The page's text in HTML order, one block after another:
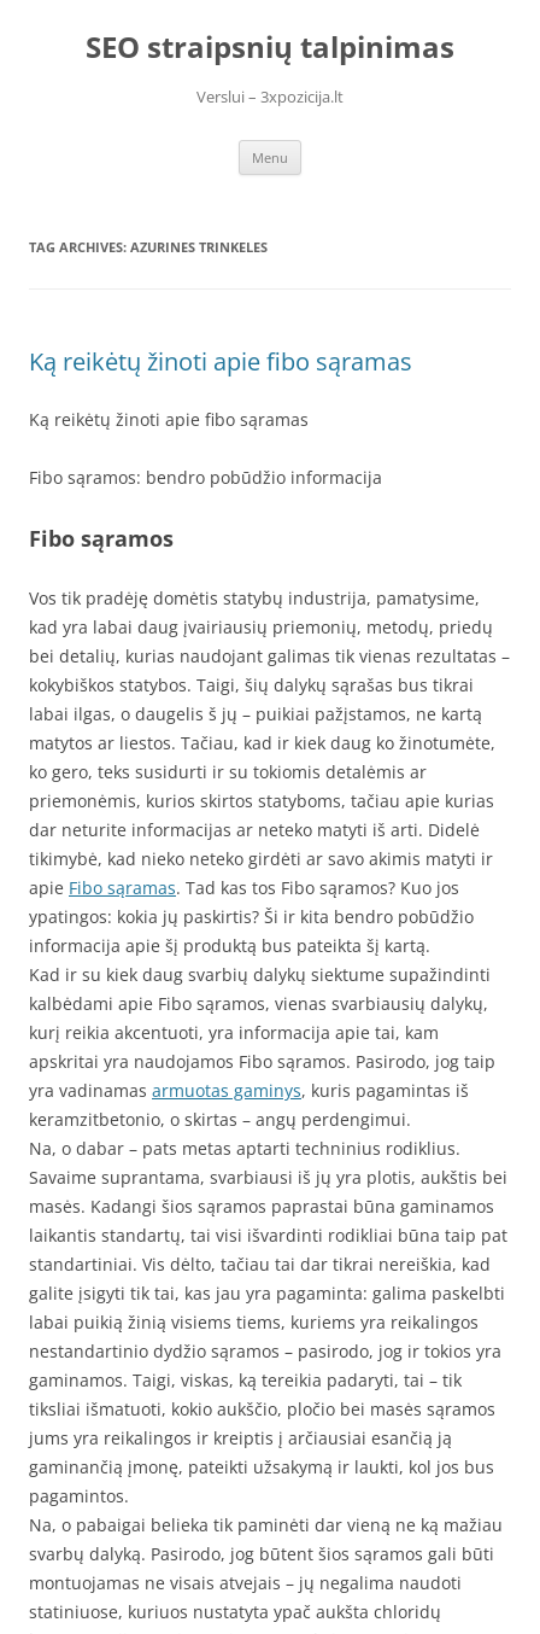
contentSEO straipsnių talpinimas
Verslui – 3xpozicija.lt
Menu
TAG ARCHIVES: AZURINES TRINKELES
Ką reikėtų žinoti apie fibo sąramas
Ką reikėtų žinoti apie fibo sąramas
Fibo sąramos: bendro pobūdžio informacija
Fibo sąramos
Vos tik pradėję domėtis statybų industrija, pamatysime,
kad yra labai daug įvairiausių priemonių, metodų, priedų
bei detalių, kurias naudojant galimas tik vienas rezultatas –
kokybiškos statybos. Taigi, šių dalykų sąrašas bus tikrai
labai ilgas, o daugelis š jų – puikiai pažįstamos, ne kartą
matytos ar liestos. Tačiau, kad ir kiek daug ko žinotumėte,
ko gero, teks susidurti ir su tokiomis detalėmis ar
priemonėmis, kurios skirtos statyboms, tačiau apie kurias
dar neturite informacijas ar neteko matyti iš arti. Didelė
tikimybė, kad nieko neteko girdėti ar savo akimis matyti ir
apie Fibo sąramas. Tad kas tos Fibo sąramos? Kuo jos
ypatingos: kokia jų paskirtis? Ši ir kita bendro pobūdžio
informacija apie šį produktą bus pateikta šį kartą.
Kad ir su kiek daug svarbių dalykų siektume supažindinti
kalbėdami apie Fibo sąramos, vienas svarbiausių dalykų,
kurį reikia akcentuoti, yra informacija apie tai, kam
apskritai yra naudojamos Fibo sąramos. Pasirodo, jog taip
yra vadinamas armuotas gaminys, kuris pagamintas iš
keramzitbetonio, o skirtas – angų perdengimui.
Na, o dabar – pats metas aptarti techninius rodiklius.
Savaime suprantama, svarbiausi iš jų yra plotis, aukštis bei
masės. Kadangi šios sąramos paprastai būna gaminamos
laikantis standartų, tai visi išvardinti rodikliai būna taip pat
standartiniai. Vis dėlto, tačiau tai dar tikrai nereiškia, kad
galite įsigyti tik tai, kas jau yra pagaminta: galima paskelbti
labai puikią žinią visiems tiems, kuriems yra reikalingos
nestandartinio dydžio sąramos – pasirodo, jog ir tokios yra
gaminamos. Taigi, viskas, ką tereikia padaryti, tai – tik
tiksliai išmatuoti, kokio aukščio, pločio bei masės sąramos
jums yra reikalingos ir kreiptis į arčiausiai esančią ją
gaminančią įmonę, pateikti užsakymą ir laukti, kol jos bus
pagamintos.
Na, o pabaigai belieka tik paminėti dar vieną ne ką mažiau
svarbų dalyką. Pasirodo, jog būtent šios sąramos gali būti
montuojamas ne visais atvejais – jų negalima naudoti
statiniuose, kuriuos nustatyta ypač aukšta chloridų